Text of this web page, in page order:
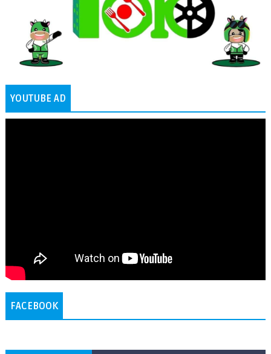
YOUTUBE AD
FACEBOOK